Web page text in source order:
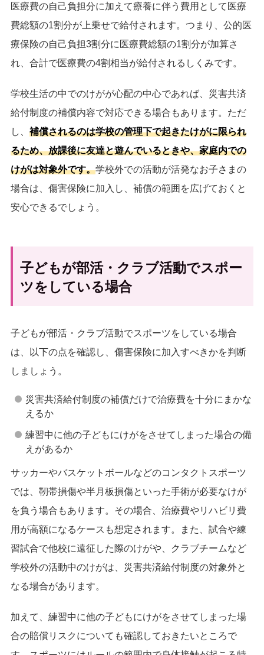
医療費の自己負担分に加えて療養に伴う費用として医療
費総額の1割分が上乗せで給付されます。つまり、公的医
療保険の自己負担3割分に医療費総額の1割分が加算さ
れ、合計で医療費の4割相当が給付されるしくみです。
学校生活の中でのけがが心配の中心であれば、災害共済
給付制度の補償内容で対応できる場合もあります。ただ
し、 補償されるのは学校の管理下で起きたけがに限られ
るため、放課後に友達と遊んでいるときや、家庭内での
けがは対象外です。学校外での活動が活発なお子さまの
場合は、傷害保険に加入し、補償の範囲を広げておくと
安心できるでしょう。
子どもが部活・クラブ活動でスポー
ツをしている場合
子どもが部活・クラブ活動でスポーツをしている場合
は、以下の点を確認し、傷害保険に加入すべきかを判断
しましょう。
災害共済給付制度の補償だけで治療費を十分にまかな
えるか
練習中に他の子どもにけがをさせてしまった場合の備
えがあるか
サッカーやバスケットボールなどのコンタクトスポーツ
では、靭帯損傷や半月板損傷といった手術が必要なけが
を負う場合もあります。その場合、治療費やリハビリ費
用が高額になるケースも想定されます。また、試合や練
習試合で他校に遠征した際のけがや、クラブチームなど
学校外の活動中のけがは、災害共済給付制度の対象外と
なる場合があります。
加えて、練習中に他の子どもにけがをさせてしまった場
合の賠償リスクについても確認しておきたいところで